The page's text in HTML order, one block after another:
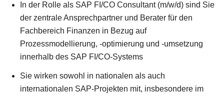
In der Rolle als SAP FI/CO Consultant (m/w/d) sind Sie
der zentrale Ansprechpartner und Berater für den
Fachbereich Finanzen in Bezug auf
Prozessmodellierung, -optimierung und -umsetzung
innerhalb des SAP FI/CO-Systems
Sie wirken sowohl in nationalen als auch
internationalen SAP-Projekten mit, insbesondere im